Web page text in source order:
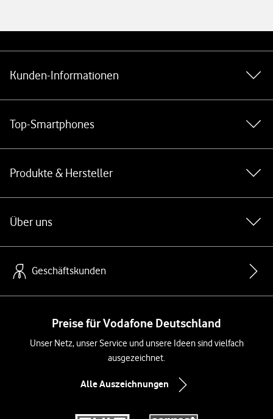
Kunden-Informationen
Top-Smartphones
Produkte & Hersteller
Über uns
Geschäftskunden
Preise für Vodafone Deutschland
Unser Netz, unser Service und unsere Ideen sind vielfach
ausgezeichnet.
Alle Auszeichnungen